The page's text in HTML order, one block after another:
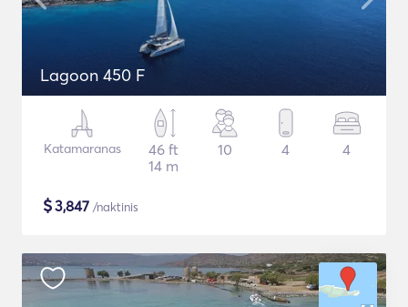
Lagoon 450 F
Katamaranas
46 ft
14 m
10 4 4
$3,847 /naktinis